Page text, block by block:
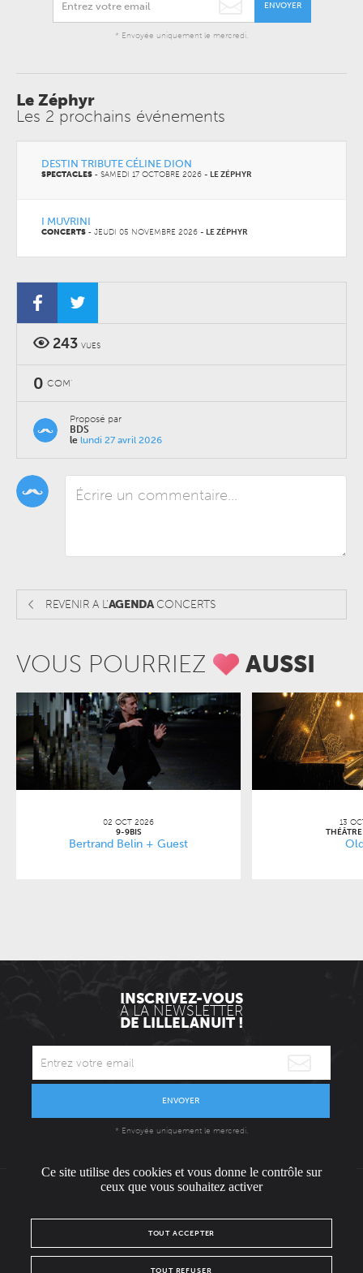
ENVOYER
* Envoyée uniquement le mercredi.
Le Zéphyr
Les 2 prochains événements
DESTIN TRIBUTE CÉLINE DION
SPECTACLES - SAMEDI 17 OCTOBRE 2026 - LE ZÉPHYR
I MUVRINI
CONCERTS - JEUDI 05 NOVEMBRE 2026 - LE ZÉPHYR
243 VUES
0 COM'
Proposé par
BDS
le lundi 27 avril 2026
REVENIR A L'AGENDACONCERTS
VOUS POURRIEZ AUSSI
02 OCT 2026
9-9BIS
Bertrand Belin + Guest
13
INSCRIVEZ-VOUS
À LA NEWSLETTER
DE LILLELANUIT !
ENVOYER
* Envoyée uniquement le mercredi.
L'ÉQUIPE
POLITIQUE DE CONFIDENTIALITÉ
Ce site utilise des cookies et vous donne le contrôle sur
ceux que vous souhaitez activer
TOUT ACCEPTER
TOUT REFUSER